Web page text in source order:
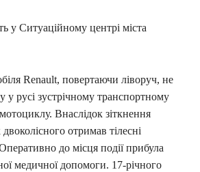
у Ситуаційному центрі міста
Renault, повертаючи ліворуч, не
у русі зустрічному транспортному
Внаслідок зіткнення
отримав тілесні
до місця події прибула
медичної допомоги. 17-річного